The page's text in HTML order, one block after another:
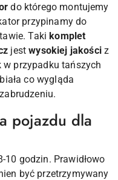
do którego montujemy
przypinamy do
Takikomplet
jestwysokiej jakościz
w przypadku tańszych
co wygląda
pojazdu dla
10 godzin. Prawidłowo
być przetrzymywany